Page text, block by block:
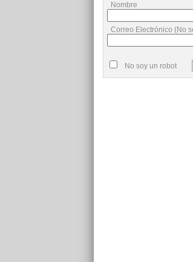
Nombre
Correo Electrónico (No
No soy un robot